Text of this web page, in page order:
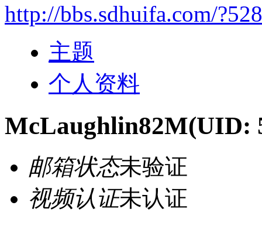
http://bbs.sdhuifa.com/
主题
个人资料
McLaughlin82M(UID:
邮箱状态未验证
视频认证未认证